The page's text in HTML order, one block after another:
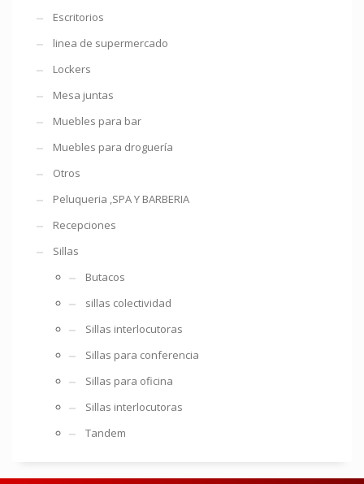
Escritorios
linea de supermercado
Lockers
Mesa juntas
Muebles para bar
Muebles para droguería
Otros
Peluqueria ,SPA Y BARBERIA
Recepciones
Sillas
Butacos
sillas colectividad
Sillas interlocutoras
Sillas para conferencia
Sillas para oficina
Sillas interlocutoras
Tandem